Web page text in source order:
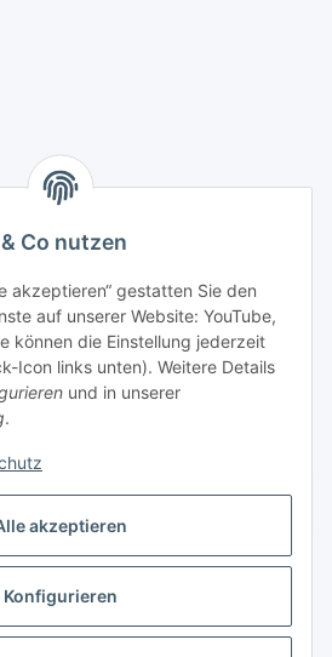
akzeptieren
Konfigurieren
Co nutzen
akzeptieren“ gestatten Sie den
auf unserer Website: YouTube,
können die Einstellung jederzeit
Icon links unten). Weitere Details
und in unserer
.
widerrufen
USt., zzgl.Versand